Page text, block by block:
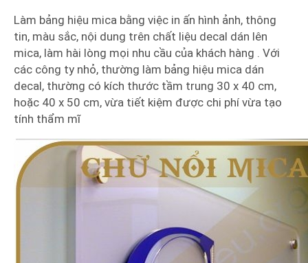
Làm bảng hiệu mica bằng việc in ấn hình ảnh, thông
tin, màu sắc, nội dung trên chất liệu decal dán lên
mica, làm hài lòng mọi nhu cầu của khách hàng . Với
các công ty nhỏ, thường làm bảng hiệu mica dán
decal, thường có kích thước tầm trung 30 x 40 cm,
hoặc 40 x 50 cm, vừa tiết kiệm được chi phí vừa tạo
tính thẩm mĩ